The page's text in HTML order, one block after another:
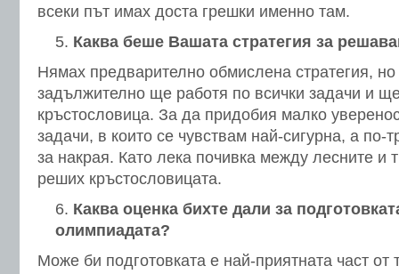
всеки път имах доста грешки именно там.
Каква беше Вашата стратегия за
Нямах предварително обмислена стратегия,
задължително ще работя по всички задачи и
кръстословица. За да придобия малко
задачи, в които се чувствам най-сигурна, а по-
за накрая. Като лека почивка между лесните и
реших кръстословицата.
Каква оценка бихте дали за
олимпиадата?
Може би подготовката е най-приятната част